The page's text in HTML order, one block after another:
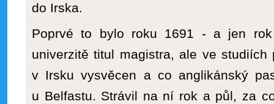
do Irska.
Poprvé to bylo roku 1691 - a jen
univerzitě titul magistra, ale ve
v Irsku vysvěcen a co anglikánský
u Belfastu. Strávil na ní rok a půl, za